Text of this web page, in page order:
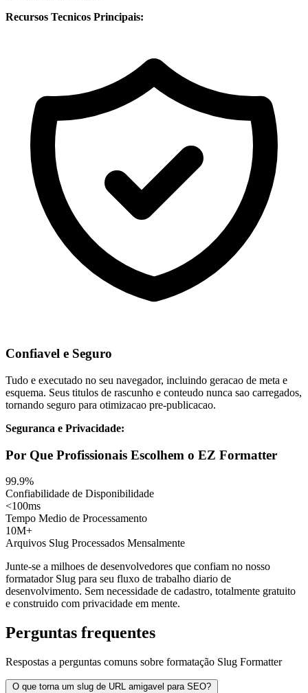
Recursos Tecnicos Principais:
Confiavel e Seguro
Tudo e executado no seu navegador, incluindo geracao de meta e
esquema. Seus titulos de rascunho e conteudo nunca sao carregados,
tornando seguro para otimizacao pre-publicacao.
Seguranca e Privacidade:
Por Que Profissionais Escolhem o EZ Formatter
99.9%
Confiabilidade de Disponibilidade
<100ms
Tempo Medio de Processamento
10M+
Arquivos Slug Processados Mensalmente
Junte-se a milhoes de desenvolvedores que confiam no nosso
formatador Slug para seu fluxo de trabalho diario de
desenvolvimento. Sem necessidade de cadastro, totalmente gratuito
e construido com privacidade em mente.
Perguntas frequentes
Respostas a perguntas comuns sobre formatação Slug Formatter
O que torna um slug de URL amigavel para SEO?